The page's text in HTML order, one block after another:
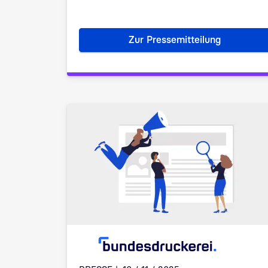
Zur Pressemitteilung
Elbit Systems